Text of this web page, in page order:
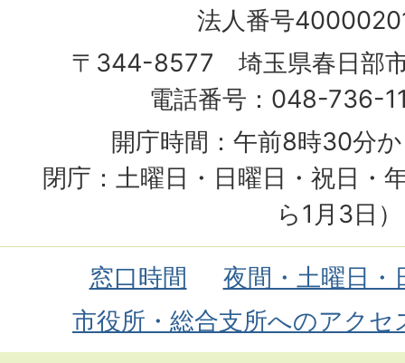
法人番号
〒344-8577 埼玉県春日部
電話番号：048-736-
開庁時間：午前8時30分
閉庁：土曜日・日曜日・祝日・
ら1月3日）
窓口時間
夜間・土曜日・
市役所・総合支所へのアクセ